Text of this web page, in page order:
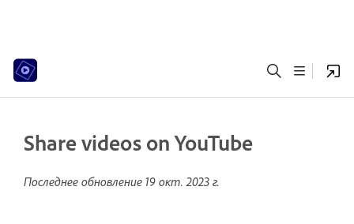
Share videos on YouTube
Последнее обновление 19 окт. 2023 г.